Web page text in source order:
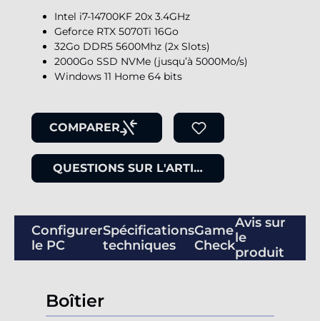
Intel i7-14700KF 20x 3.4GHz
Geforce RTX 5070Ti 16Go
32Go DDR5 5600Mhz (2x Slots)
2000Go SSD NVMe (jusqu’à 5000Mo/s)
Windows 11 Home 64 bits
COMPARER
QUESTIONS SUR L'ARTICLE
Configurer
le PC
Spécifications
techniques
Game
Check
Avis sur
le
produit
Boîtier